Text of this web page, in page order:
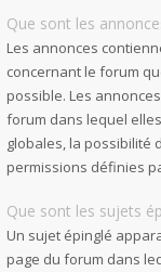
Que sont les
Les annonces
concernant le forum
possible. Les
forum dans lequel
globales, la possibilité
permissions définies
Que sont les sujets
Un sujet épinglé
page du forum dans